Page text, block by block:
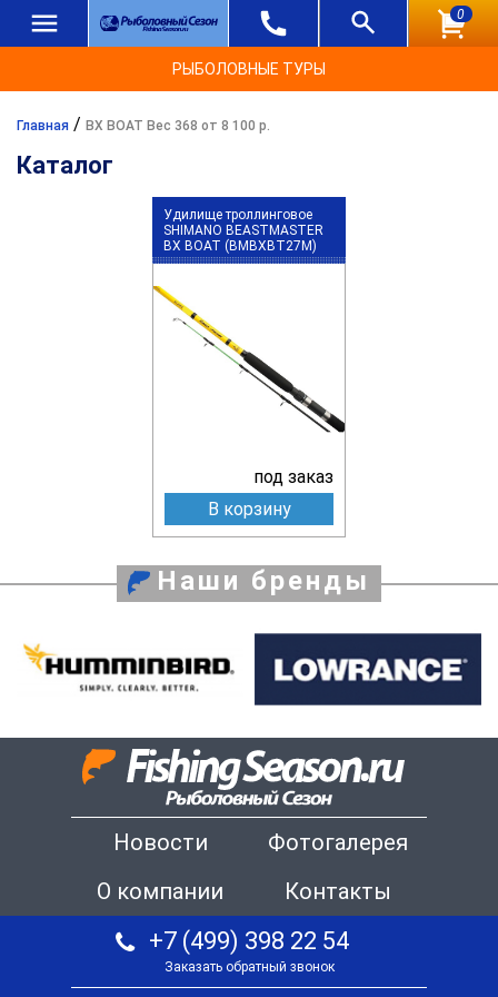
0
РЫБОЛОВНЫЕ ТУРЫ
Главная / BX BOAT Вес 368 от 8 100 р.
Каталог
Удилище троллинговое
SHIMANO BEASTMASTER
BX BOAT (BMBXBT27M)
под заказ
В корзину
Наши бренды
Новости
Фотогалерея
О компании
Контакты
+7 (499) 398 22 54
Заказать обратный звонок